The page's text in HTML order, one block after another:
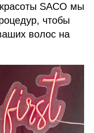
SACO мы
чтобы
волос на